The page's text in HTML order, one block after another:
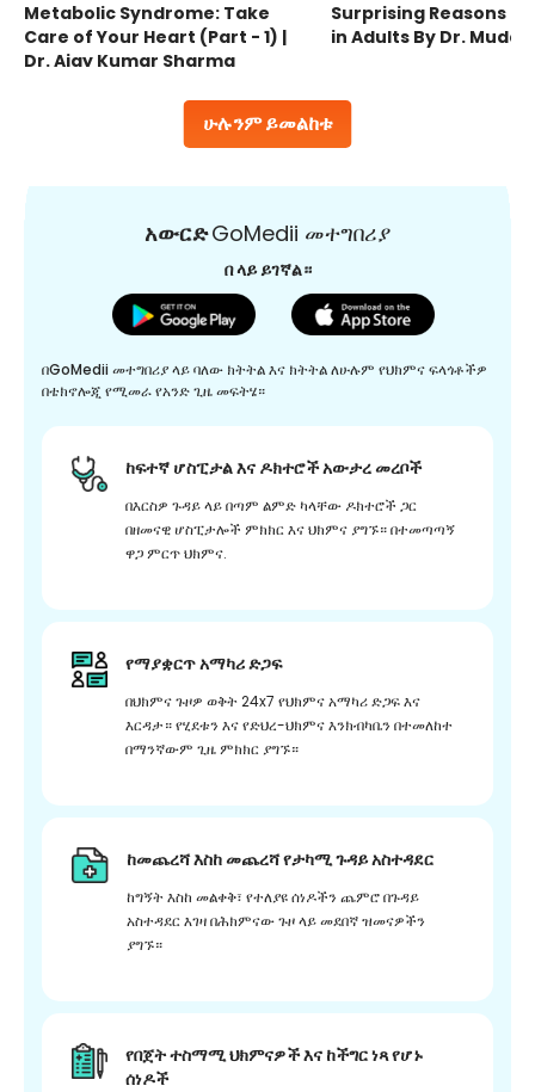
ሁሉንም ይመልከቱ
Metabolic Syndrome: Take
Care of Your Heart (Part - 1) |
Dr. Ajay Kumar Sharma
Surprising Reasons
in Adults By Dr.
አውርድGoMedii መተግበሪያ
በ ላይ ይገኛል።
በGoMedii መተግበሪያ ላይ ባለው ክትትል እና ክትትል ለሁሉም የህክምና ፍላጎቶችዎ
በቴክኖሎጂ የሚመራ የአንድ ጊዜ መፍትሄ።
ከፍተኛ ሆስፒታል እና ዶክተሮች አውታረ መረቦች
በእርስዎ ጉዳይ ላይ በጣም ልምድ ካላቸው ዶክተሮች ጋር
በዘመናዊ ሆስፒታሎች ምክክር እና ህክምና ያግኙ። በተመጣጣኝ
ዋጋ ምርጥ ህክምና.
የማያቋርጥ አማካሪ ድጋፍ
በህክምና ጉዞዎ ወቅት 24x7 የህክምና አማካሪ ድጋፍ እና
እርዳታ። የሂደቱን እና የድህረ-ህክምና እንክብካቤን በተመለከተ
በማንኛውም ጊዜ ምክክር ያግኙ።
ከመጨረሻ እስከ መጨረሻ የታካሚ ጉዳይ አስተዳደር
ከግኝት እስከ መልቀቅ፣ የተለያዩ ሰነዶችን ጨምሮ በጉዳይ
አስተዳደር እገዛ በሕክምናው ጉዞ ላይ መደበኛ ዝመናዎችን
ያግኙ።
የበጀት ተስማሚ ህክምናዎች እና ከችግር ነጻ የሆኑ
ሰነዶች